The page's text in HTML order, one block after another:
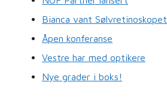
Bianca vant Sølvretinoskopet
Åpen konferanse
Vestre har med optikere
Nye grader i boks!